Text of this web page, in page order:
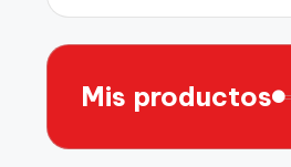
Mis productos